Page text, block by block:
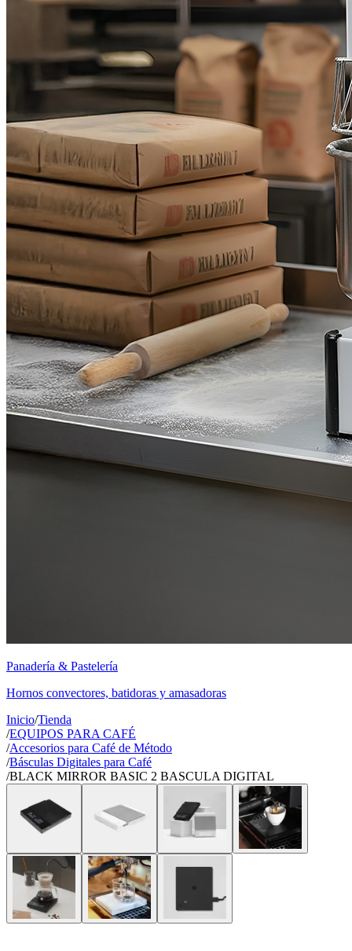
Panadería & Pastelería
Hornos convectores, batidoras y amasadoras
Inicio/Tienda
/EQUIPOS PARA CAFÉ
/Accesorios para Café de Método
/Básculas Digitales para Café
/BLACK MIRROR BASIC 2 BASCULA DIGITAL